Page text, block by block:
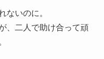
ないのに。
、二人で助け合って頑